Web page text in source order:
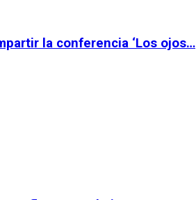
la conferencia ‘Los ojos…